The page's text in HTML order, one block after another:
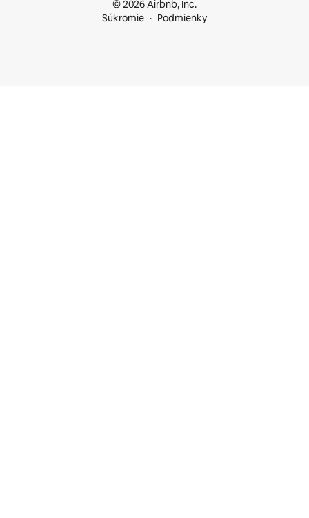
© 2026 Airbnb, Inc.
Súkromie
Podmienky